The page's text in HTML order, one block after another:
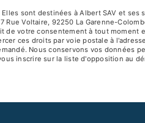
sont destinées à Albert SAV et ses
Voltaire, 92250 La Garenne-
de votre consentement à tout moment
ces droits par voie postale à
Nous conservons vos données
inscrire sur la liste d'opposition au